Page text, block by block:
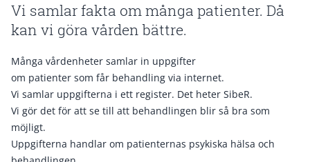
Vi samlar fakta om många patienter. Då
kan vi göra vården bättre.
Många vårdenheter samlar in uppgifter
om patienter som får behandling via internet.
Vi samlar uppgifterna i ett register. Det heter SibeR.
Vi gör det för att se till att behandlingen blir så bra som
möjligt.
Uppgifterna handlar om patienternas psykiska hälsa och